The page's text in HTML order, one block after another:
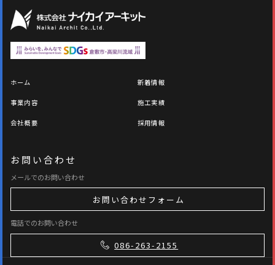
ホーム 新着情報
事業内容 施工実績
会社概要 採用情報
お問い合わせ
メールでのお問い合わせ
お問い合わせフォーム
電話でのお問い合わせ
086-263-2155